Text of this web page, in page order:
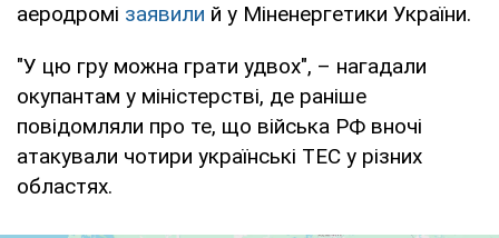
аеродромі заявили й у Міненергетики України.
"У цю гру можна грати удвох", – нагадали
окупантам у міністерстві, де раніше
повідомляли про те, що війська РФ вночі
атакували чотири українські ТЕС у різних
областях.